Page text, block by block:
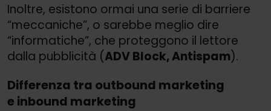
Inoltre, esistono ormai una serie di barriere
“meccaniche”, o sarebbe meglio dire
“informatiche”, che proteggono il lettore
dalla pubblicità (ADV Block, Antispam).
Differenza tra outbound marketing
e inbound marketing